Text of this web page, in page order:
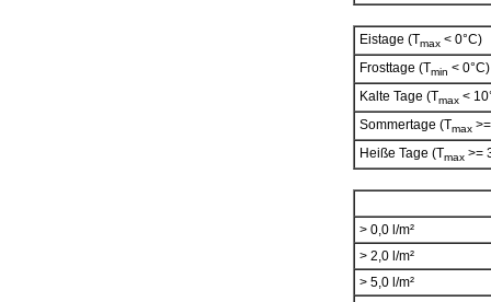
Eistage (Tmax< 0°C)
Frosttage (Tmin < 0°C)
Kalte Tage (Tmax<
Sommertage (Tmax>=
Heiße Tage (Tmax>=
> 0,0 l/m²
> 2,0 l/m²
> 5,0 l/m²